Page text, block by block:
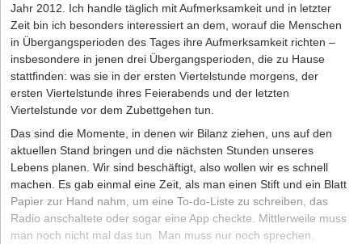
Jahr 2012. Ich handle täglich mit Aufmerksamkeit und in letzter
Zeit bin ich besonders interessiert an dem, worauf die Menschen
in Übergangsperioden des Tages ihre Aufmerksamkeit richten –
insbesondere in jenen drei Übergangsperioden, die zu Hause
stattfinden: was sie in der ersten Viertelstunde morgens, der
ersten Viertelstunde ihres Feierabends und der letzten
Viertelstunde vor dem Zubettgehen tun.
Das sind die Momente, in denen wir Bilanz ziehen, uns auf den
aktuellen Stand bringen und die nächsten Stunden unseres
Lebens planen. Wir sind beschäftigt, also wollen wir es schnell
machen. Es gab einmal eine Zeit, als man einen Stift und ein Blatt
Papier zur Hand nahm, um eine To-do-Liste zu schreiben, das
Radio anschaltete oder sogar eine App checkte. Mittlerweile muss
man noch nicht mal das tun. Man muss nur noch sprechen.